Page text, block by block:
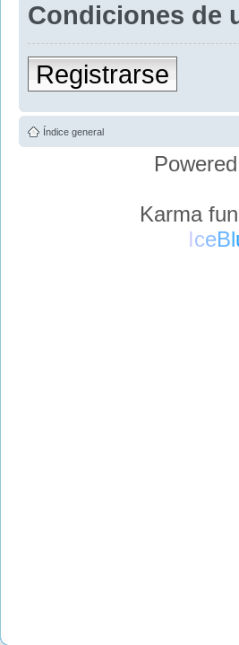
Condiciones de
Registrarse
Índice general
Karma
IceBl